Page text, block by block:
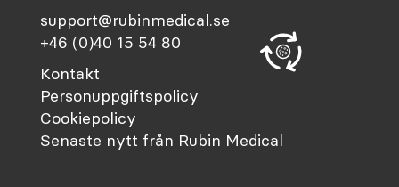
support@rubinmedical.se
+46 (0)40 15 54 80
Kontakt
Personuppgiftspolicy
Cookiepolicy
Senaste nytt från Rubin Medical